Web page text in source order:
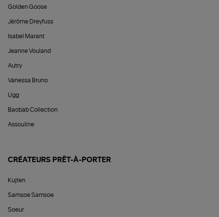
Golden Goose
Jérôme Dreyfuss
Isabel Marant
Jeanne Vouland
Autry
Vanessa Bruno
Ugg
Baobab Collection
Assouline
CRÉATEURS PRÊT-À-PORTER
Kujten
Samsoe Samsoe
Soeur